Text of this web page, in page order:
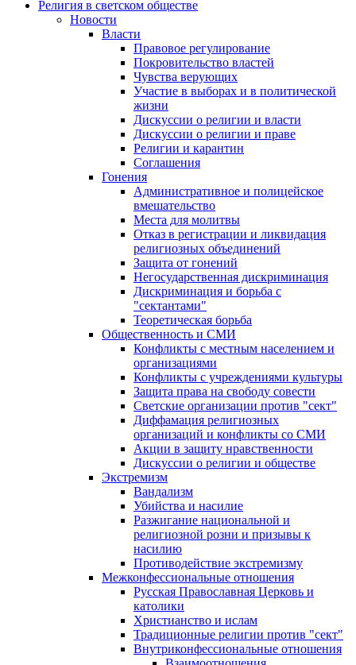
Религия в светском обществе
Новости
Власти
Правовое регулирование
Покровительство властей
Чувства верующих
Участие в выборах и в политической
жизни
Дискуссии о религии и власти
Дискуссии о религии и праве
Религии и карантин
Соглашения
Гонения
Административное и полицейское
вмешательство
Места для молитвы
Отказ в регистрации и ликвидация
религиозных объединений
Защита от гонений
Негосударственная дискриминация
Дискриминация и борьба с
"сектантами"
Теоретическая борьба
Общественность и СМИ
Конфликты с местным населением и
организациями
Конфликты с учреждениями культуры
Защита права на свободу совести
Светские организации против "сект"
Диффамация религиозных
организаций и конфликты со СМИ
Акции в защиту нравственности
Дискуссии о религии и обществе
Экстремизм
Вандализм
Убийства и насилие
Разжигание национальной и
религиозной розни и призывы к
насилию
Противодействие экстремизму
Межконфессиональные отношения
Русская Православная Церковь и
католики
Христианство и ислам
Традиционные религии против "сект"
Внутриконфессиональные отношения